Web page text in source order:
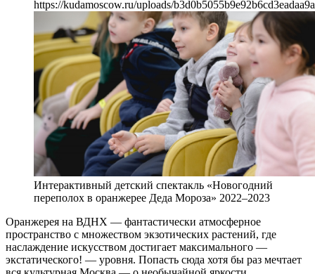
https://kudamoscow.ru/uploads/
Интерактивный детский спектакль «Новогодний
переполох в оранжерее Деда Мороза» 2022–2023
Оранжерея на ВДНХ — фантастически атмосферное
пространство с множеством экзотических растений, где
наслаждение искусством достигает максимального —
экстатического! — уровня. Попасть сюда хотя бы раз мечтает